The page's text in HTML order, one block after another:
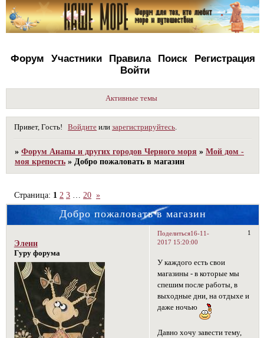
Форум Участники Правила Поиск
Регистрация
Войти
Активные темы
Привет, Гость! Войдите илизарегистрируйтесь
»Форум Анапы и других городов Черного моря »Мой дом -
моя крепость » Добро пожаловать в магазин
Добро пожаловать в магазин
Страница: 1 2 3 20 »
Поделиться 1
16-11-
2017 15:20:00
Эленн
Гуру форума
У каждого есть свои
магазины - в которые мы
спешим после работы, в
выходные дни, на отдыхе и
даже ночью
Давно хочу завести тему,